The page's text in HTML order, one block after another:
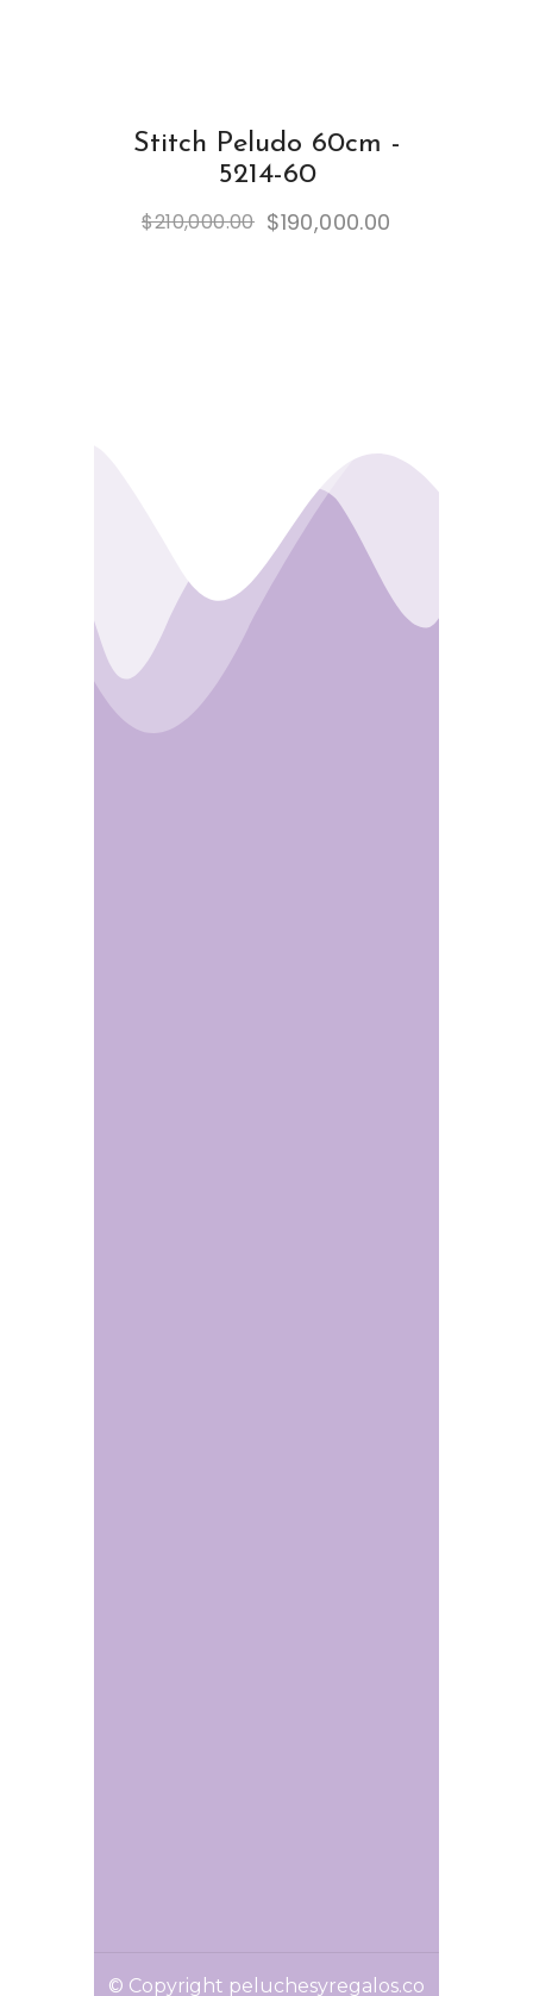
Stitch Peludo 60cm -
5214-60
$210,000.00 $190,000.00
© Copyright peluchesyregalos.co